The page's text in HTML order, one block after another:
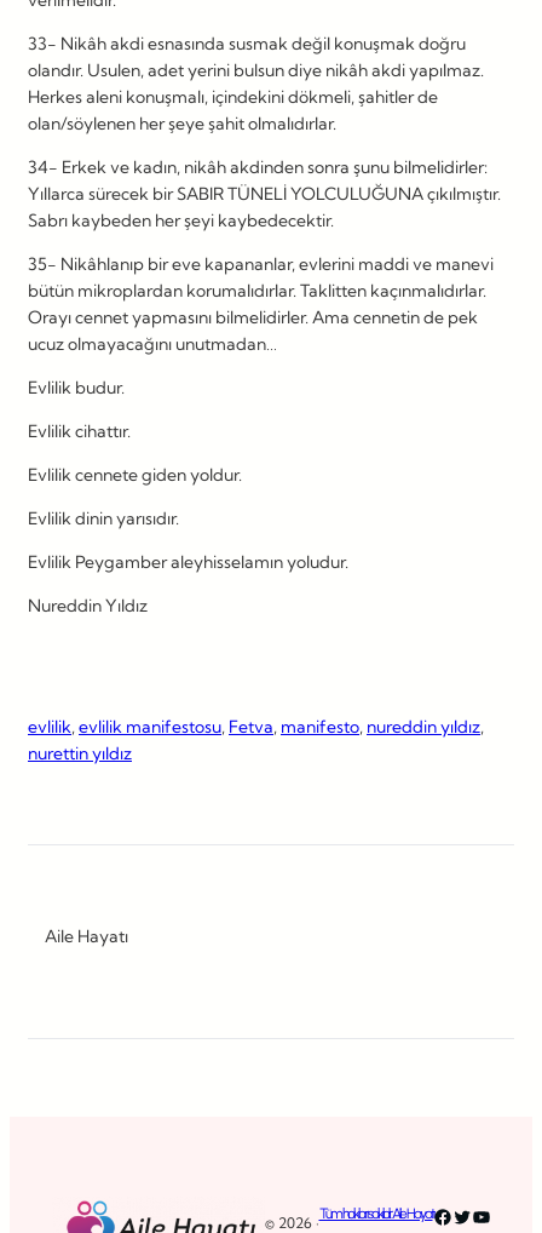
33- Nikâh akdi esnasında susmak değil konuşmak doğru
olandır. Usulen, adet yerini bulsun diye nikâh akdi yapılmaz.
Herkes aleni konuşmalı, içindekini dökmeli, şahitler de
olan/söylenen her şeye şahit olmalıdırlar.
34- Erkek ve kadın, nikâh akdinden sonra şunu bilmelidirler:
Yıllarca sürecek bir SABIR TÜNELİ YOLCULUĞUNA çıkılmıştır.
Sabrı kaybeden her şeyi kaybedecektir.
35- Nikâhlanıp bir eve kapananlar, evlerini maddi ve manevi
bütün mikroplardan korumalıdırlar. Taklitten kaçınmalıdırlar.
Orayı cennet yapmasını bilmelidirler. Ama cennetin de pek
ucuz olmayacağını unutmadan…
Evlilik budur.
Evlilik cihattır.
Evlilik cennete giden yoldur.
Evlilik dinin yarısıdır.
Evlilik Peygamber aleyhisselamın yoludur.
Nureddin Yıldız
evlilik, evlilik manifestosu, Fetva, manifesto, nureddin yıldız
nurettin yıldız
Aile Hayatı
© 2026 ·
Tüm hakları saklıdır. Aile HayatıFacebook
Twitter